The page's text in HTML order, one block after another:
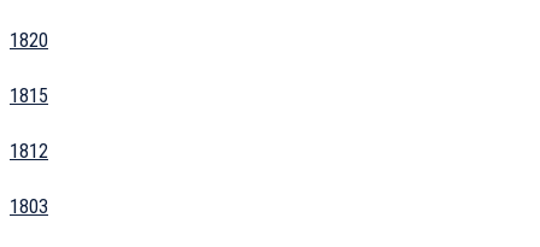
1820
1815
1812
1803